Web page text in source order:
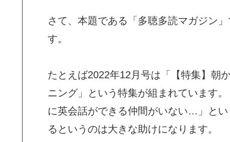
さて、本題である「多聴多読マガジン
す。
たとえば2022年12月号は「【特集】朝
ニング」という特集が組まれています
に英会話ができる仲間がいない…」と
るというのは大きな助けになります。